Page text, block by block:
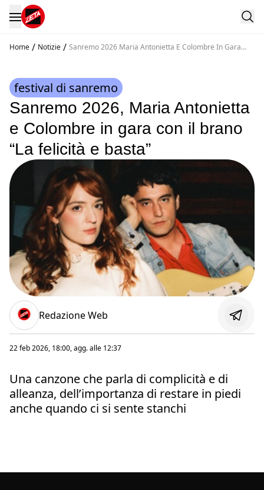
Home / Notizie / Sanremo 2026 Maria Antonietta E Colombre In Gara
festival di sanremo
Sanremo 2026, Maria Antonietta
e Colombre in gara con il brano
“La felicità e basta”
Redazione Web
22 feb 2026, 18:00, agg. alle 12:37
Una canzone che parla di complicità e di
alleanza, dell’importanza di restare in piedi
anche quando ci si sente stanchi